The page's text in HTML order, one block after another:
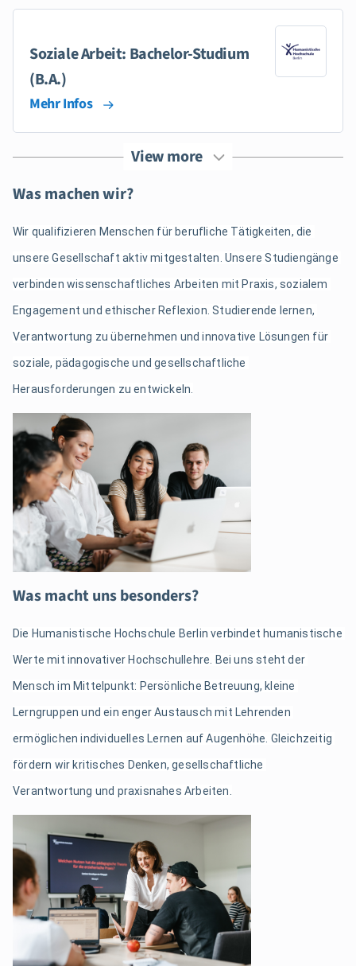
Soziale Arbeit: Bachelor-Studium
(B.A.)
Mehr Infos
View more
Was machen wir?
Wir qualifizieren Menschen für berufliche Tätigkeiten, die
unsere Gesellschaft aktiv mitgestalten. Unsere Studiengänge
verbinden wissenschaftliches Arbeiten mit Praxis, sozialem
Engagement und ethischer Reflexion. Studierende lernen,
Verantwortung zu übernehmen und innovative Lösungen für
soziale, pädagogische und gesellschaftliche
Herausforderungen zu entwickeln.
Was macht uns besonders?
Die Humanistische Hochschule Berlin verbindet humanistische
Werte mit innovativer Hochschullehre. Bei uns steht der
Mensch im Mittelpunkt: Persönliche Betreuung, kleine
Lerngruppen und ein enger Austausch mit Lehrenden
ermöglichen individuelles Lernen auf Augenhöhe. Gleichzeitig
fördern wir kritisches Denken, gesellschaftliche
Verantwortung und praxisnahes Arbeiten.